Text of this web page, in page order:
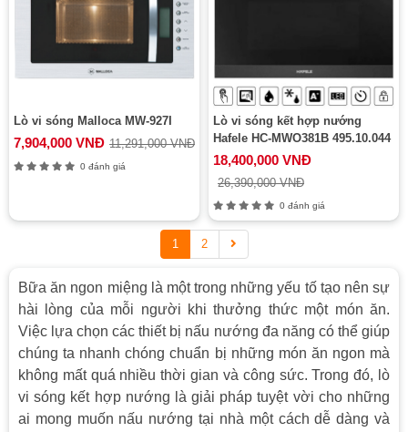
Lò vi sóng Malloca MW-927I
7,904,000 VNĐ 11,291,000 VNĐ
0 đánh giá
Lò vi sóng kết hợp nướng
Hafele HC-MWO381B 495.10.044
18,400,000 VNĐ
26,390,000 VNĐ
0 đánh giá
1 2
Bữa ăn ngon miệng là một trong những yếu tố tạo nên sự
hài lòng của mỗi người khi thưởng thức một món ăn.
Việc lựa chọn các thiết bị nấu nướng đa năng có thể giúp
chúng ta nhanh chóng chuẩn bị những món ăn ngon mà
không mất quá nhiều thời gian và công sức. Trong đó, lò
vi sóng kết hợp nướng là giải pháp tuyệt vời cho những
ai mong muốn nấu nướng tại nhà một cách dễ dàng và